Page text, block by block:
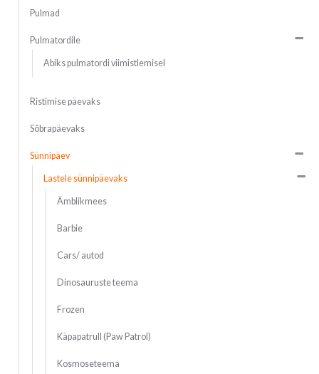
Pulmad
Pulmatordile
Abiks pulmatordi viimistlemisel
Ristimise päevaks
Sõbrapäevaks
Sünnipäev
Lastele sünnipäevaks
Ämblikmees
Barbie
Cars/ autod
Dinosauruste teema
Frozen
Käpapatrull (Paw Patrol)
Kosmoseteema